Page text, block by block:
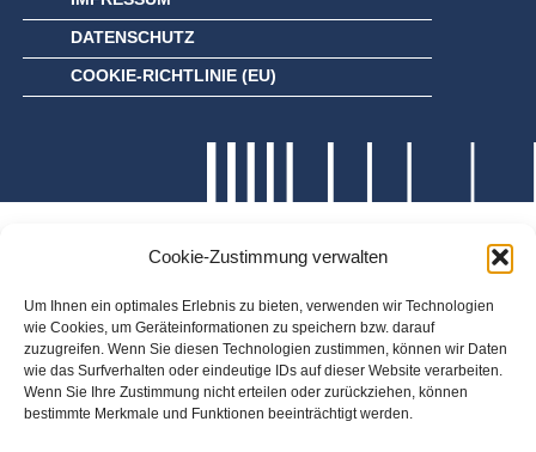
Cookie-Zustimmung verwalten
Um Ihnen ein optimales Erlebnis zu bieten, verwenden wir Technologien
wie Cookies, um Geräteinformationen zu speichern bzw. darauf
zuzugreifen. Wenn Sie diesen Technologien zustimmen, können wir Daten
wie das Surfverhalten oder eindeutige IDs auf dieser Website verarbeiten.
Wenn Sie Ihre Zustimmung nicht erteilen oder zurückziehen, können
bestimmte Merkmale und Funktionen beeinträchtigt werden.
DATENSCHUTZ
COOKIE-RICHTLINIE (EU)